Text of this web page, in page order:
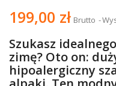
199,00 zł Brutto
Szukasz
zimę? Oto on:
hipoalergiczny